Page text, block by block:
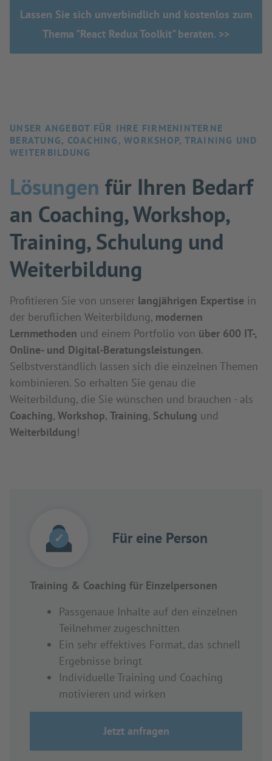
Lassen Sie sich unverbindlich und kostenlos zum
Thema "React Redux Toolkit" beraten. >>
UNSER ANGEBOT FÜR IHRE FIRMENINTERNE
BERATUNG, COACHING, WORKSHOP, TRAINING UND
WEITERBILDUNG
Lösungen für Ihren Bedarf
an Coaching, Workshop,
Training, Schulung und
Weiterbildung
Profitieren Sie von unserer langjährigen Expertise in
der beruflichen Weiterbildung, modernen
Lernmethoden und einem Portfolio von über 600 IT-,
Online- und Digital-Beratungsleistungen.
Selbstverständlich lassen sich die einzelnen Themen
kombinieren. So erhalten Sie genau die
Weiterbildung, die Sie wünschen und brauchen - als
Coaching, Workshop, Training, Schulung und
Weiterbildung!
✓ Für eine Person
Training & Coaching für Einzelpersonen
Passgenaue Inhalte auf den einzelnen
Teilnehmer zugeschnitten
Ein sehr effektives Format, das schnell
Ergebnisse bringt
Individuelle Training und Coaching
motivieren und wirken
Jetzt anfragen